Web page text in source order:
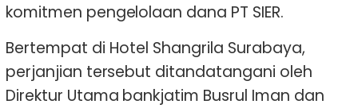
komitmen pengelolaan dana PT SIER.
Bertempat di Hotel Shangrila Surabaya,
perjanjian tersebut ditandatangani oleh
Direktur Utama bankjatim Busrul Iman dan